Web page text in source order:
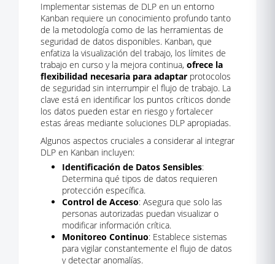
Implementar sistemas de DLP en un entorno
Kanban requiere un conocimiento profundo tanto
de la metodología como de las herramientas de
seguridad de datos disponibles. Kanban, que
enfatiza la visualización del trabajo, los límites de
trabajo en curso y la mejora continua, ofrece la
flexibilidad necesaria para adaptar protocolos
de seguridad sin interrumpir el flujo de trabajo. La
clave está en identificar los puntos críticos donde
los datos pueden estar en riesgo y fortalecer
estas áreas mediante soluciones DLP apropiadas.
Algunos aspectos cruciales a considerar al integrar
DLP en Kanban incluyen:
Identificación de Datos Sensibles:
Determina qué tipos de datos requieren
protección específica.
Control de Acceso: Asegura que solo las
personas autorizadas puedan visualizar o
modificar información crítica.
Monitoreo Continuo: Establece sistemas
para vigilar constantemente el flujo de datos
y detectar anomalías.